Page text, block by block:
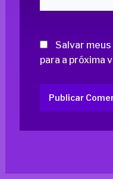
Salvar
para a próxima